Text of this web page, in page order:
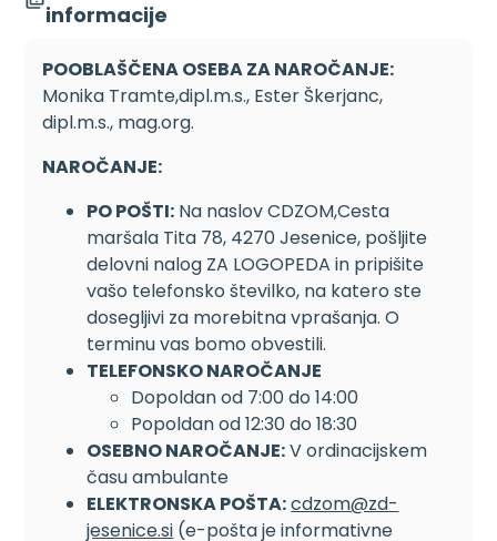
informacije
POOBLAŠČENA OSEBA ZA NAROČANJE:
Monika Tramte,dipl.m.s., Ester Škerjanc,
dipl.m.s., mag.org.
NAROČANJE:
PO POŠTI: Na naslov CDZOM,Cesta
maršala Tita 78, 4270 Jesenice, pošljite
delovni nalog ZA LOGOPEDA in pripišite
vašo telefonsko številko, na katero ste
dosegljivi za morebitna vprašanja. O
terminu vas bomo obvestili.
TELEFONSKO NAROČANJE
Dopoldan od 7:00 do 14:00
Popoldan od 12:30 do 18:30
OSEBNO NAROČANJE:V ordinacijskem
času ambulante
ELEKTRONSKA POŠTA:cdzom@zd-
jesenice.si (e-pošta je informativne